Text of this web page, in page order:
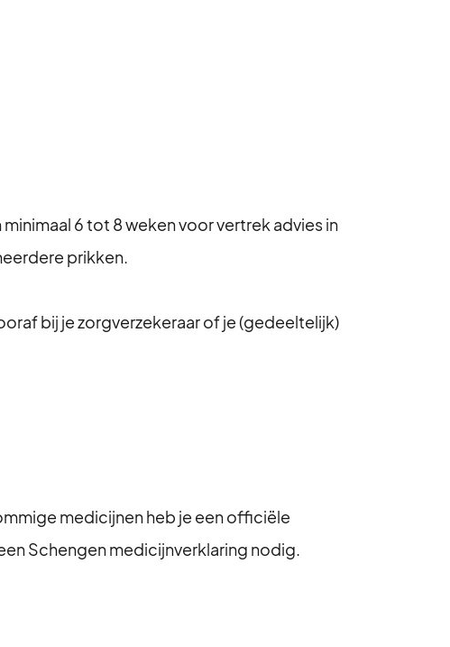
6 tot 8 weken voor vertrek advies in
prikken.
bij je zorgverzekeraar of je (gedeeltelijk)
medicijnen heb je een officiële
Schengen medicijnverklaring nodig.